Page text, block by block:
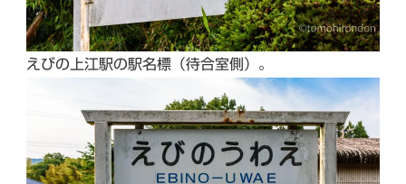
えびの上江駅の駅名標（待合室側）。